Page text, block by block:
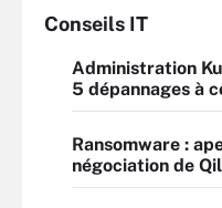
Conseils IT
Administration
5 dépannages à
Ransomware :
négociation de